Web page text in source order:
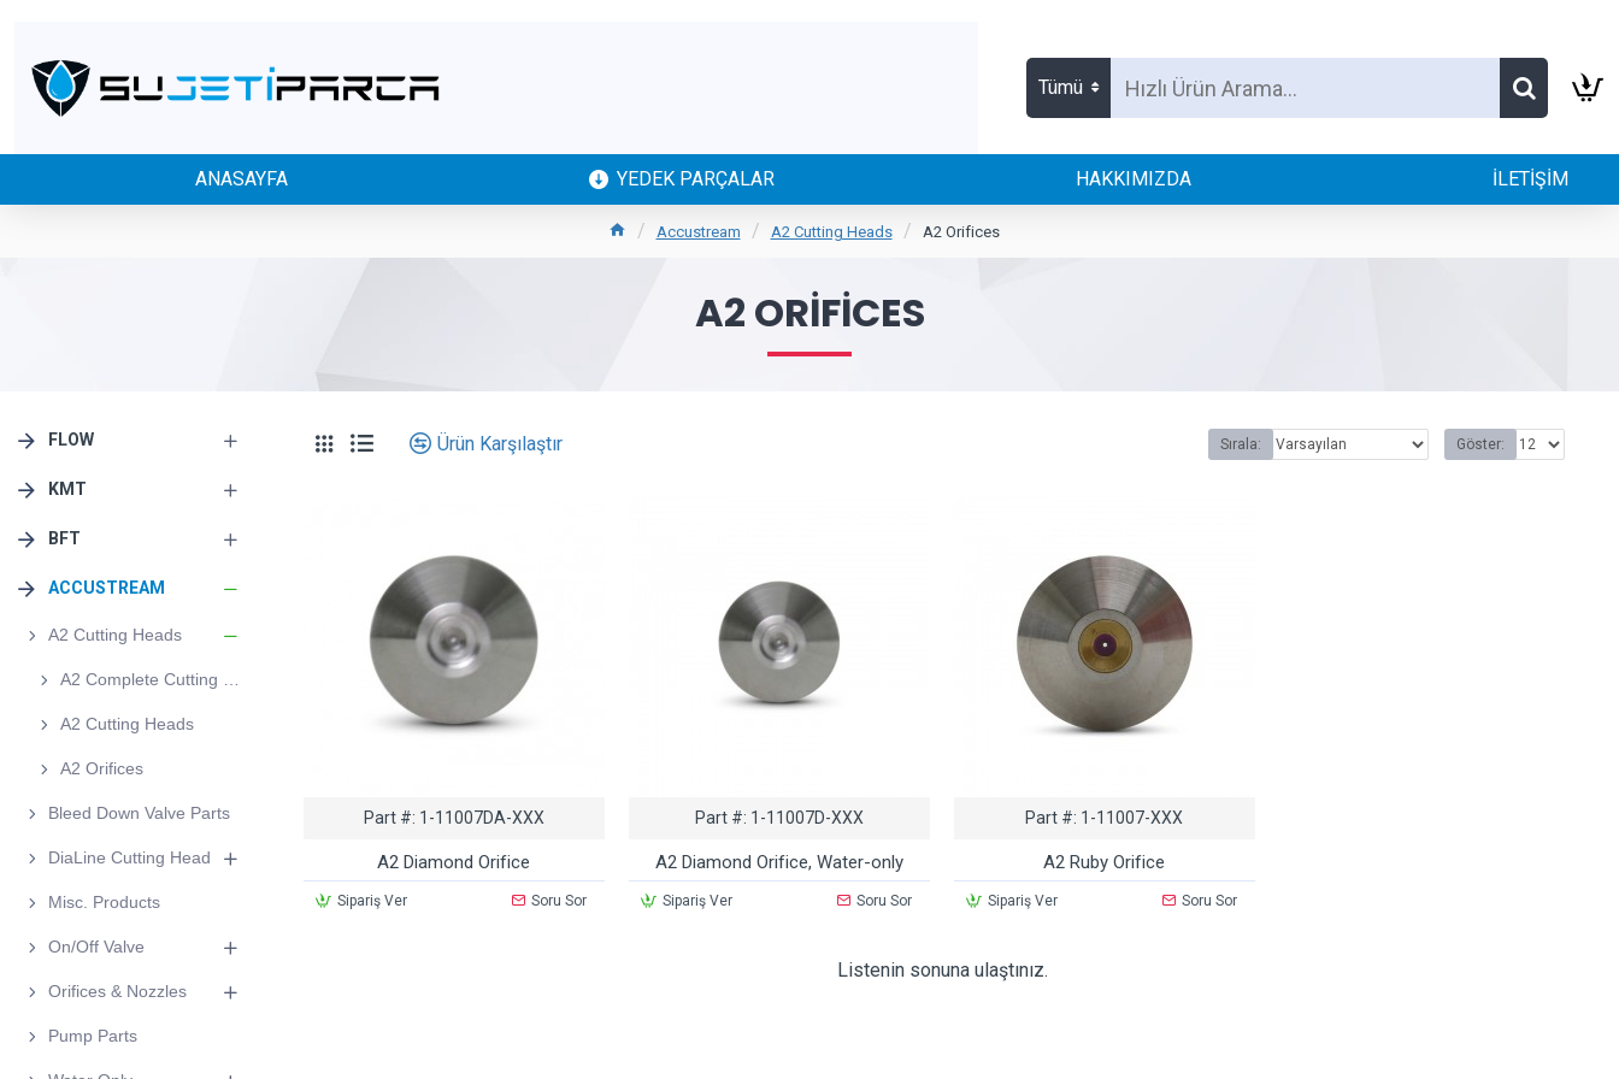
Tümü
ANASAYFA YEDEK PARÇALAR HAKKIMIZDA İLETİŞİM
Accustream A2 Cutting Heads A2 Orifices
A2 ORIFICES
FLOW
KMT
BFT
ACCUSTREAM
A2 Cutting Heads
A2 Cutting Heads
A2 Orifices
Bleed Down Valve Parts
DiaLine Cutting Head
Misc. Products
On/Off Valve
Orifices & Nozzles
Pump Parts
Ürün Karşılaştır Sırala: Göster:
Part #: 1-11007DA-XXX
A2 Diamond Orifice
Sipariş Ver Soru Sor
Part #: 1-11007D-XXX
A2 Diamond Orifice, Water-only
Sipariş Ver Soru Sor
Part #: 1-11007-XXX
A2 Ruby Orifice
Sipariş Ver Soru Sor
Listenin sonuna ulaştınız.